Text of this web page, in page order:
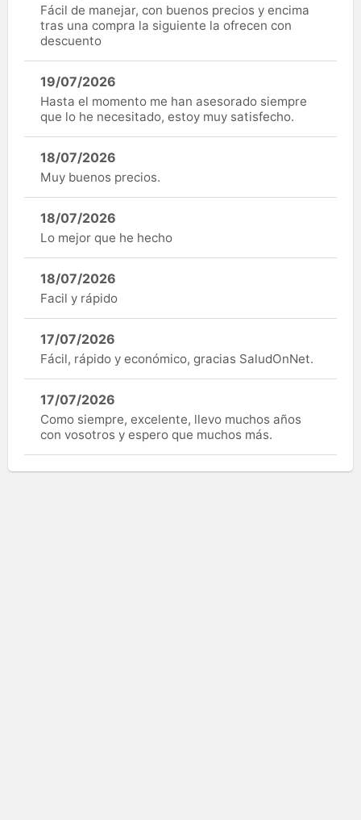
Fácil de manejar, con buenos precios y encima
tras una compra la siguiente la ofrecen con
descuento
19/07/2026
Hasta el momento me han asesorado siempre
que lo he necesitado, estoy muy satisfecho.
18/07/2026
Muy buenos precios.
18/07/2026
Lo mejor que he hecho
18/07/2026
Facil y rápido
17/07/2026
Fácil, rápido y económico, gracias SaludOnNet.
17/07/2026
Como siempre, excelente, llevo muchos años
con vosotros y espero que muchos más.